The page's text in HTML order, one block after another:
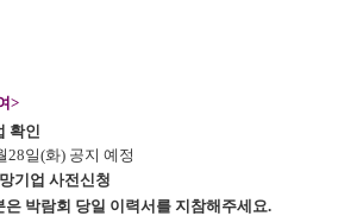
>
확인
일(화) 공지 예정
기업 사전신청
은 박람회 당일 이력서를 지참해주세요.